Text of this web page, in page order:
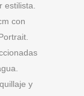
estilista.
con
y